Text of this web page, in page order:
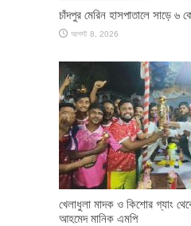
চাঁদপুর মেরিন হাসপাতালে সাড়ে ৬
আগস্ট 8, 2026
খেলাধুলা মাদক ও কিশোর গ্যাং
আহমেদ মানিক এমপি